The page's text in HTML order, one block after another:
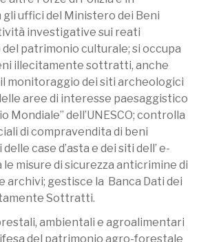
uffici del Ministero dei Beni
investigative sui reati
patrimonio culturale; si occupa
illecitamente sottratti, anche
monitoraggio dei siti archeologici
aree di interesse paesaggistico
Mondiale” dell’UNESCO; controlla
di compravendita di beni
case d’asta e dei siti dell’ e-
misure di sicurezza anticrimine di
archivi; gestisce la Banca Dati dei
Sottratti.
ambientali e agroalimentari
del patrimonio agro-forestale